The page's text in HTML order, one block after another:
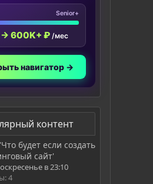
Senior+
→ 600K+ ₽ /мес
навигатор →
контент
будет если создать
сайт'
в 23:10
4